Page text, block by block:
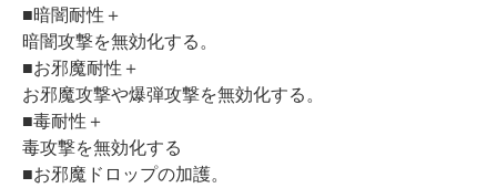
■暗闇耐性＋
暗闇攻撃を無効化する。
■お邪魔耐性＋
お邪魔攻撃や爆弾攻撃を無効化する。
■毒耐性＋
毒攻撃を無効化する
■お邪魔ドロップの加護。